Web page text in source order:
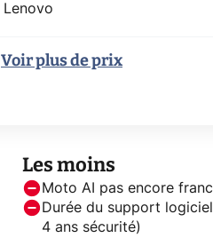
Lenovo
Voir plus de prix
Les moins
Moto AI pas encore
Durée du support
4 ans sécurité)